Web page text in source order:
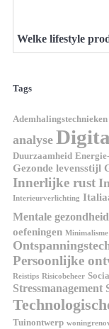
Welke lifestyle
Tags
Ademhalingstechnieken
analyse
Duurzaamheid
Gezonde levensstijl
Innerlijke rust
Interieurverlichting
Mentale gezondheid
oefeningen Minimalisme
Persoonlijke
Reistips Risicobeheer
Stressmanagement
Tuinontwerp